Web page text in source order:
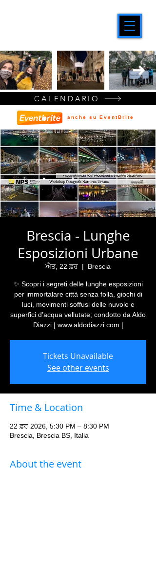
Brescia - Lunghe
Esposizioni Urbane
ਐਤ, 22 ਫ਼ਰ
  |
Brescia
✨ Scopri i segreti delle lunghe esposizioni
per immortalare città senza folla, giochi di
luci, movimenti soffusi delle nuvole e
superfici d’acqua vellutate; condotto da Aldo
Diazzi | www.aldodiazzi.com |
Tickets Unavailable
See other events
Time & Location
22 ਫ਼ਰ 2026, 5:30 PM – 8:30 PM
Brescia, Brescia BS, Italia
About the event
CALENDARIO
anche su EventBrite